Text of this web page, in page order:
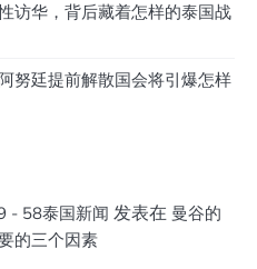
访华，背后藏着怎样的泰国战
努廷提前解散国会将引爆怎样
- 58泰国新闻 发表在 曼谷的
的三个因素